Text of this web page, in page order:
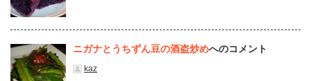
ニガナとうちずん豆の酒盗炒めへのコメント
kaz